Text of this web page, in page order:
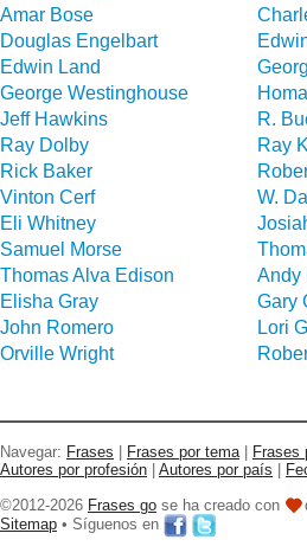
Amar Bose
Douglas Engelbart
Edwin Land
George Westinghouse
Jeff Hawkins
R.
Ray Dolby
Ray
Rick Baker
Vinton Cerf
W.
Eli Whitney
Samuel Morse
Thomas Alva Edison
Andy
Elisha Gray
Gary
John Romero
Lori
Orville Wright
Navegar: Frases | Frases por tema | Frases
Autores por profesión | Autores por país |
©2012-2026 Frases go se ha creado con
Sitemap • Síguenos en